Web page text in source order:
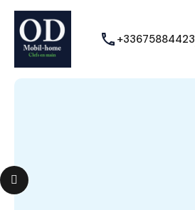
+33675884423